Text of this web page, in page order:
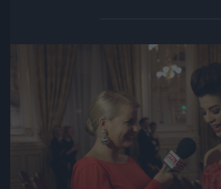
Jön még kép!